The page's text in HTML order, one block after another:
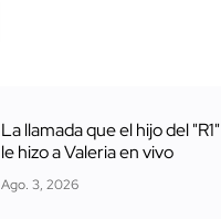
La llamada que el hijo del "R1"
le hizo a Valeria en vivo
Ago. 3, 2026